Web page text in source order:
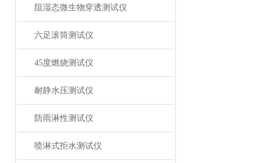
阻湿态微生物穿透测试仪
六足滚筒测试仪
45度燃烧测试仪
耐静水压测试仪
防雨淋性测试仪
喷淋式拒水测试仪